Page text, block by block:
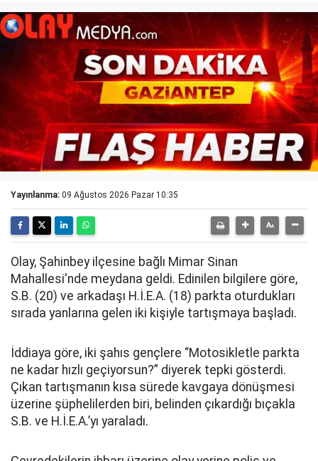
Yayınlanma: 09 Ağustos 2026 Pazar 10:35
Olay, Şahinbey ilçesine bağlı Mimar Sinan
Mahallesi'nde meydana geldi. Edinilen bilgilere göre,
S.B. (20) ve arkadaşı H.İ.E.A. (18) parkta oturdukları
sırada yanlarına gelen iki kişiyle tartışmaya başladı.
İddiaya göre, iki şahıs gençlere “Motosikletle parkta
ne kadar hızlı geçiyorsun?” diyerek tepki gösterdi.
Çıkan tartışmanın kısa sürede kavgaya dönüşmesi
üzerine şüphelilerden biri, belinden çıkardığı bıçakla
S.B. ve H.İ.E.A.’yı yaraladı.